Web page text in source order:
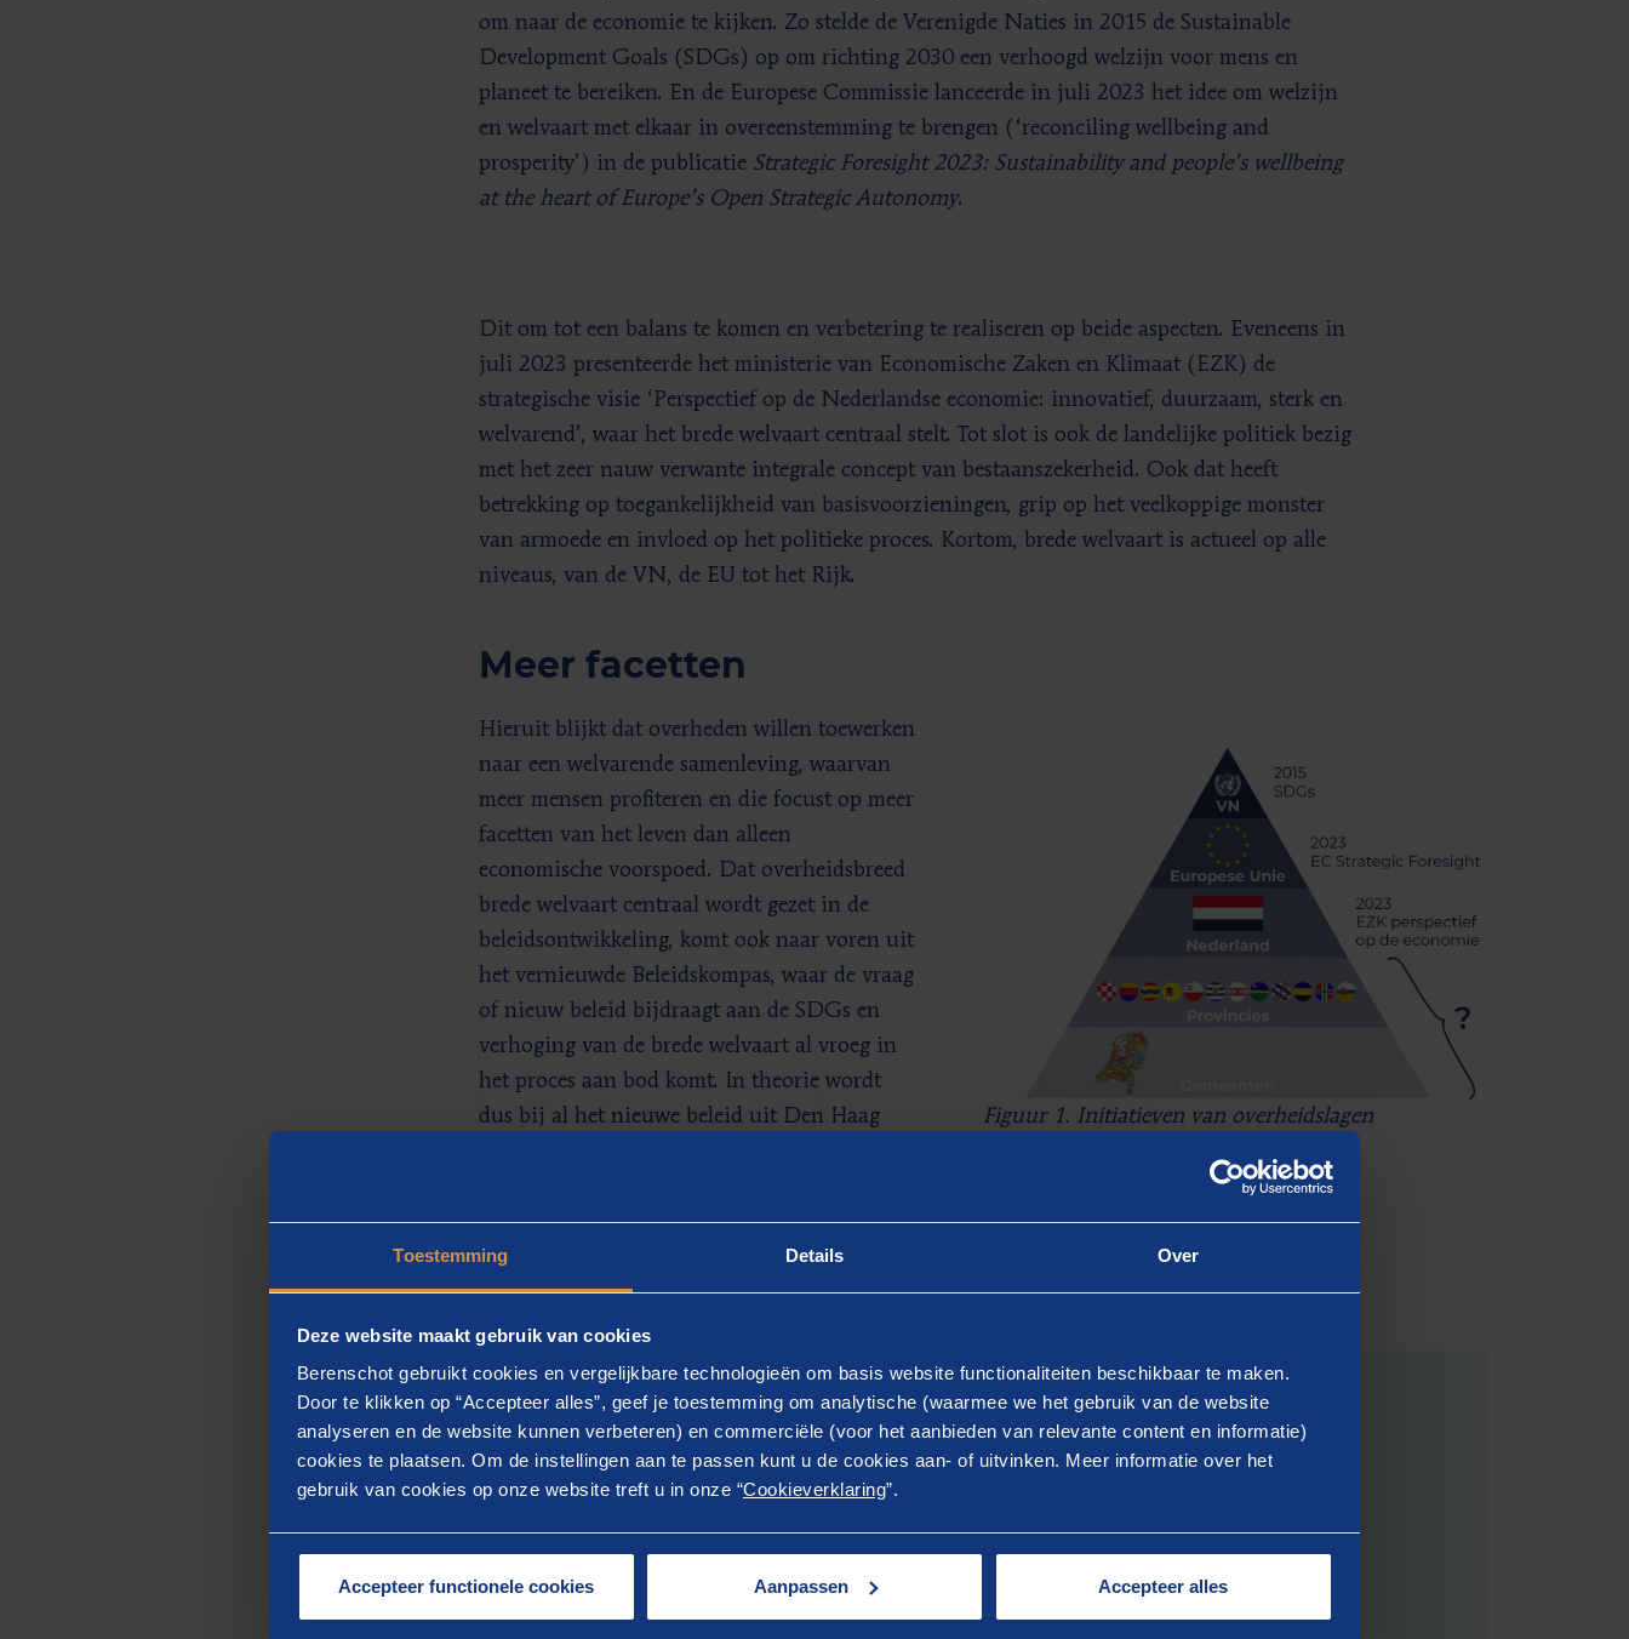
Toestemming Details Over
Deze website maakt gebruik van cookies
Berenschot gebruikt cookies en vergelijkbare technologieën om basis website functionaliteiten beschikbaar te maken.
Door te klikken op “Accepteer alles”, geef je toestemming om analytische (waarmee we het gebruik van de website
analyseren en de website kunnen verbeteren) en commerciële (voor het aanbieden van relevante content en informatie)
cookies te plaatsen. Om de instellingen aan te passen kunt u de cookies aan- of uitvinken. Meer informatie over het
gebruik van cookies op onze website treft u in onze “Cookieverklaring”.
Accepteer functionele cookies Aanpassen Accepteer alles
om naar de economie te kijken. Zo stelde de Verenigde Naties in 2015 de Sustainable
Development Goals (SDGs) op om richting 2030 een verhoogd welzijn voor mens en
planeet te bereiken. En de Europese Commissie lanceerde in juli 2023 het idee om welzijn
en welvaart met elkaar in overeenstemming te brengen (‘reconciling wellbeing and
prosperity’) in de publicatie Strategic Foresight 2023: Sustainability and people’s wellbeing
at the heart of Europe’s Open Strategic Autonomy.
Dit om tot een balans te komen en verbetering te realiseren op beide aspecten. Eveneens in
juli 2023 presenteerde het ministerie van Economische Zaken en Klimaat (EZK) de
strategische visie ‘Perspectief op de Nederlandse economie: innovatief, duurzaam, sterk en
welvarend’, waar het brede welvaart centraal stelt. Tot slot is ook de landelijke politiek bezig
met het zeer nauw verwante integrale concept van bestaanszekerheid. Ook dat heeft
betrekking op toegankelijkheid van basisvoorzieningen, grip op het veelkoppige monster
van armoede en invloed op het politieke proces. Kortom, brede welvaart is actueel op alle
niveaus, van de VN, de EU tot het Rijk.
Meer facetten
Hieruit blijkt dat overheden willen toewerken
naar een welvarende samenleving, waarvan
meer mensen profiteren en die focust op meer
facetten van het leven dan alleen
economische voorspoed. Dat overheidsbreed
brede welvaart centraal wordt gezet in de
beleidsontwikkeling, komt ook naar voren uit
het vernieuwde Beleidskompas, waar de vraag
of nieuw beleid bijdraagt aan de SDGs en
verhoging van de brede welvaart al vroeg in
het proces aan bod komt. In theorie wordt
dus bij al het nieuwe beleid uit Den Haag
Figuur 1. Initiatieven van overheidslagen
Brede welvaart en de SDGs
combinatie van verhoogd menselijk welzijn en economische voorspoed alleen mogelijk is
binnen de ecologische grenzen van de planeet. Hoewel de SDGs en brede welvaart mooi op